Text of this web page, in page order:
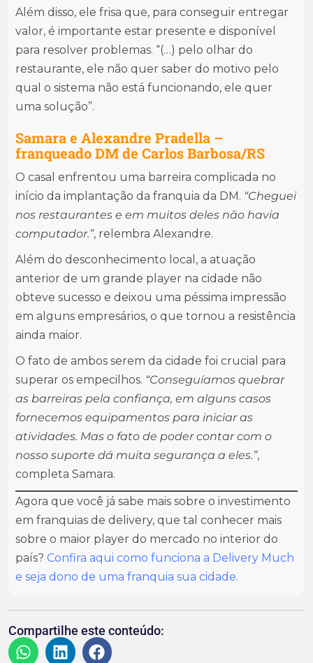
Além disso, ele frisa que, para conseguir entregar
valor, é importante estar presente e disponível
para resolver problemas. “(…) pelo olhar do
restaurante, ele não quer saber do motivo pelo
qual o sistema não está funcionando, ele quer
uma solução”.
Samara e Alexandre Pradella –
franqueado DM de Carlos Barbosa/RS
O casal enfrentou uma barreira complicada no
início da implantação da franquia da DM. “Cheguei
nos restaurantes e em muitos deles não havia
computador.”, relembra Alexandre.
Além do desconhecimento local, a atuação
anterior de um grande player na cidade não
obteve sucesso e deixou uma péssima impressão
em alguns empresários, o que tornou a resistência
ainda maior.
O fato de ambos serem da cidade foi crucial para
superar os empecilhos. “Conseguíamos quebrar
as barreiras pela confiança, em alguns casos
fornecemos equipamentos para iniciar as
atividades. Mas o fato de poder contar com o
nosso suporte dá muita segurança a eles.”,
completa Samara.
Agora que você já sabe mais sobre o investimento
em franquias de delivery, que tal conhecer mais
sobre o maior player do mercado no interior do
país? Confira aqui como funciona a Delivery Much
e seja dono de uma franquia sua cidade.
Compartilhe este conteúdo: